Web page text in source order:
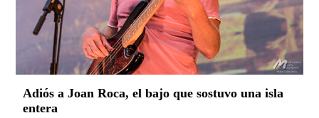
Adiós a Joan Roca, el bajo que sostuvo una isla
entera